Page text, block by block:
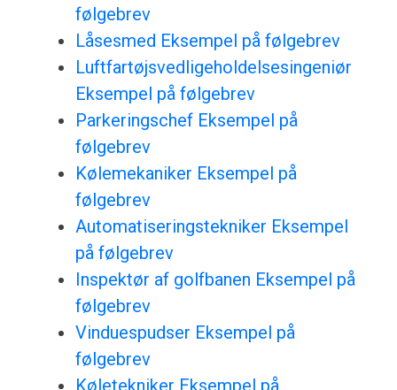
følgebrev
Låsesmed Eksempel på følgebrev
Luftfartøjsvedligeholdelsesingeniør
Eksempel på følgebrev
Parkeringschef Eksempel på
følgebrev
Kølemekaniker Eksempel på
følgebrev
Automatiseringstekniker Eksempel
på følgebrev
Inspektør af golfbanen Eksempel på
følgebrev
Vinduespudser Eksempel på
følgebrev
Køletekniker Eksempel på